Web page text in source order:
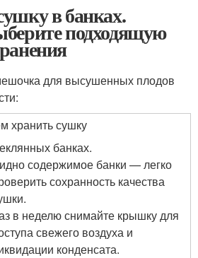
в банках.
подходящую
для высушенных плодов
хранить сушку
банках.
содержимое банки — легко
сохранность качества
в неделю снимайте крышку для
свежего воздуха и
конденсата.